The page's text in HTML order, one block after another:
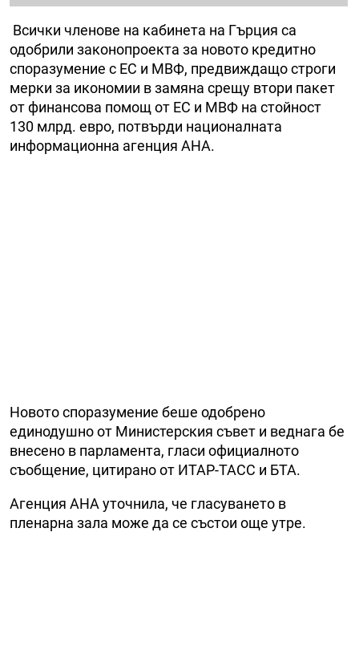
Всички членове на кабинета на Гърция са
одобрили законопроекта за новото кредитно
споразумение с ЕС и МВФ, предвиждащо строги
мерки за икономии в замяна срещу втори пакет
от финансова помощ от ЕС и МВФ на стойност
130 млрд. евро, потвърди националната
информационна агенция АНА.
Новото споразумение беше одобрено
единодушно от Министерския съвет и веднага бе
внесено в парламента, гласи официалното
съобщение, цитирано от ИТАР-ТАСС и БТА.
Агенция АНА уточнила, че гласуването в
пленарна зала може да се състои още утре.